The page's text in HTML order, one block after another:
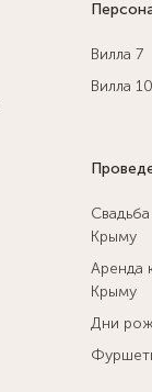
Вилла 7
Вилла 10
Крыму
Аренда
Крыму
Дни